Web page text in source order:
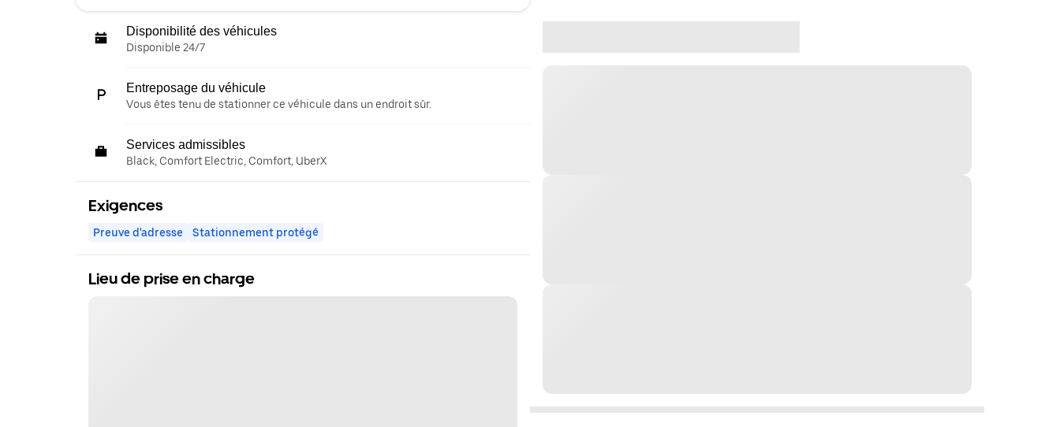
Disponibilité des véhicules
Disponible 24/7
Entreposage du véhicule
Vous êtes tenu de stationner ce véhicule dans un endroit sûr.
Services admissibles
Black, Comfort Electric, Comfort, UberX
Exigences
Preuve d'adresse Stationnement protégé
Lieu de prise en charge